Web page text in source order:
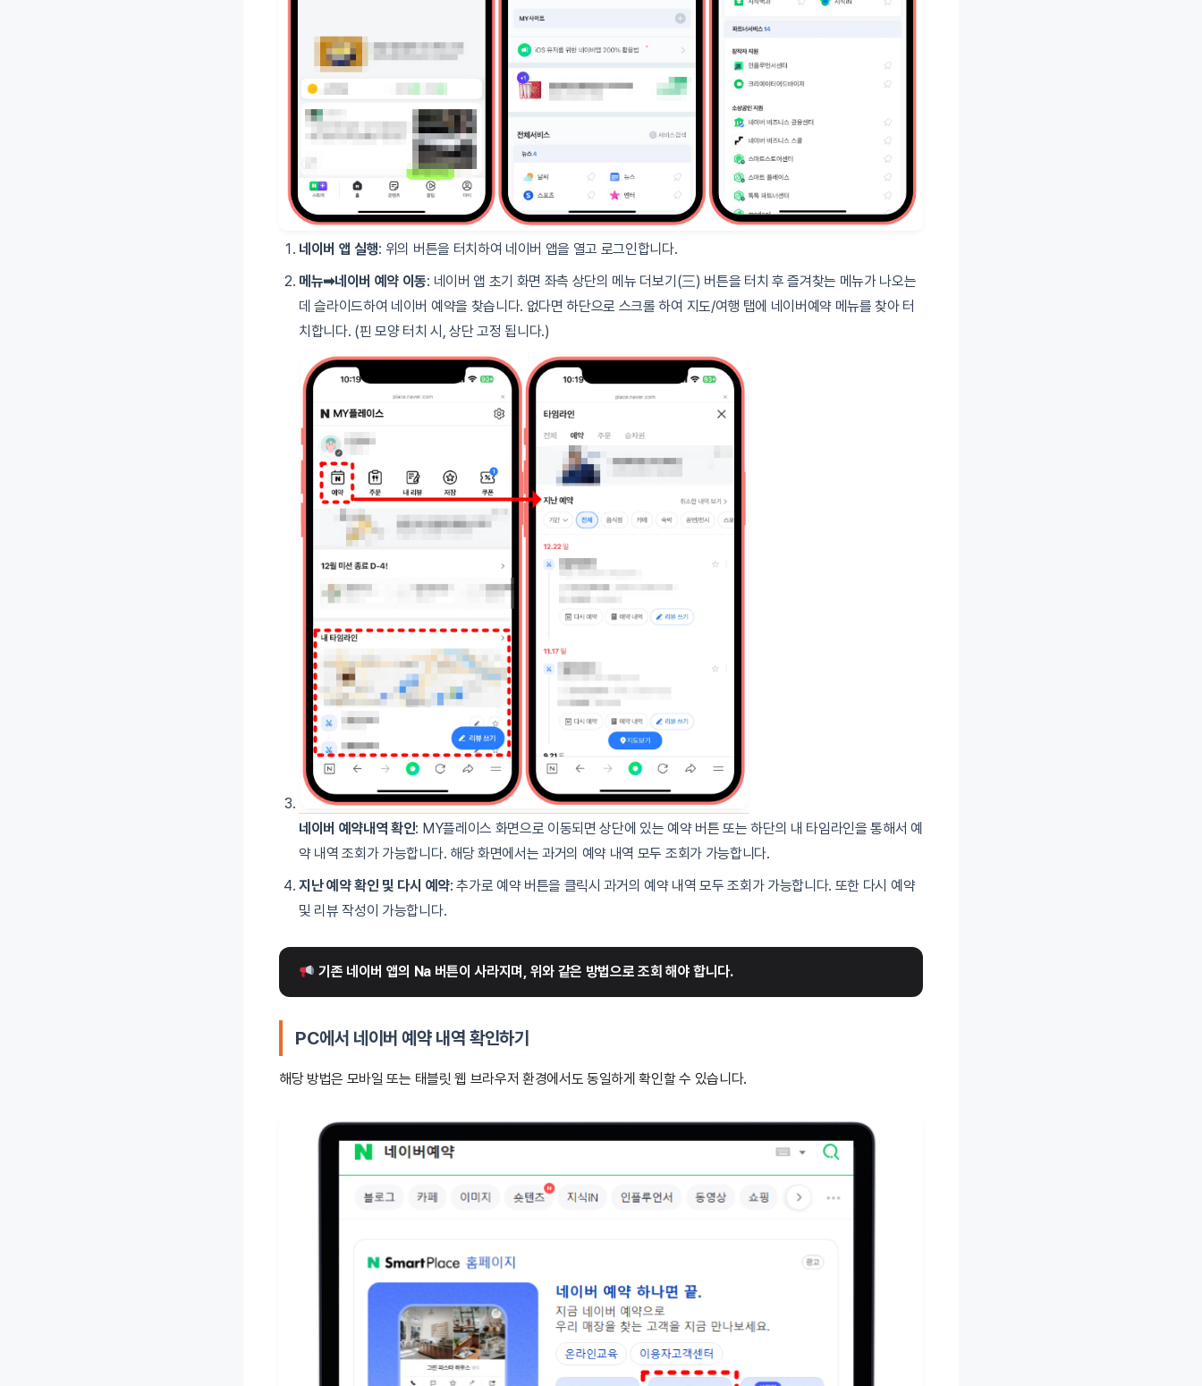
네이버 앱 실행: 위의 버튼을 터치하여 네이버 앱을 열고 로그인합니다.
메뉴➡네이버 예약 이동: 네이버 앱 초기 화면 좌측 상단의 메뉴 더보기(三) 버튼을 터치 후 즐겨찾는 메뉴가 나오는
데 슬라이드하여 네이버 예약을 찾습니다. 없다면 하단으로 스크롤 하여 지도/여행 탭에 네이버예약 메뉴를 찾아 터
치합니다. (핀 모양 터치 시, 상단 고정 됩니다.)
네이버 예약내역 확인: MY플레이스 화면으로 이동되면 상단에 있는 예약 버튼 또는 하단의 내 타임라인을 통해서 예
약 내역 조회가 가능합니다. 해당 화면에서는 과거의 예약 내역 모두 조회가 가능합니다.
지난 예약 확인 및 다시 예약: 추가로 예약 버튼을 클릭시 과거의 예약 내역 모두 조회가 가능합니다. 또한 다시 예약
및 리뷰 작성이 가능합니다.
기존 네이버 앱의 Na 버튼이 사라지며, 위와 같은 방법으로 조회 해야 합니다.
PC에서 네이버 예약 내역 확인하기
해당 방법은 모바일 또는 태블릿 웹 브라우저 환경에서도 동일하게 확인할 수 있습니다.